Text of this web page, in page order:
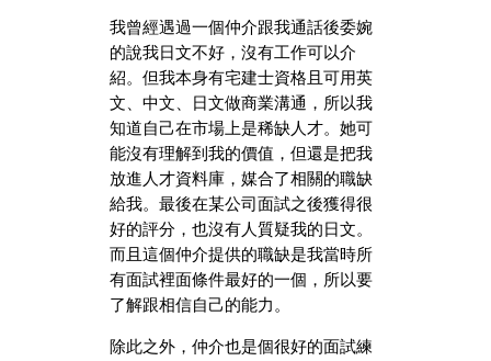
我曾經遇過一個仲介跟我通話後委婉
的說我日文不好，沒有工作可以介
紹。但我本身有宅建士資格且可用英
文、中文、日文做商業溝通，所以我
知道自己在市場上是稀缺人才。她可
能沒有理解到我的價值，但還是把我
放進人才資料庫，媒合了相關的職缺
給我。最後在某公司面試之後獲得很
好的評分，也沒有人質疑我的日文。
而且這個仲介提供的職缺是我當時所
有面試裡面條件最好的一個，所以要
了解跟相信自己的能力。
除此之外，仲介也是個很好的面試練